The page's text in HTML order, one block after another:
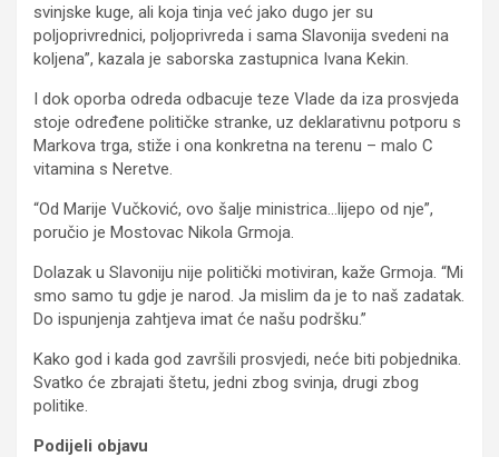
svinjske kuge, ali koja tinja već jako dugo jer su
poljoprivrednici, poljoprivreda i sama Slavonija svedeni na
koljena”, kazala je saborska zastupnica Ivana Kekin.
I dok oporba odreda odbacuje teze Vlade da iza prosvjeda
stoje određene političke stranke, uz deklarativnu potporu s
Markova trga, stiže i ona konkretna na terenu – malo C
vitamina s Neretve.
“Od Marije Vučković, ovo šalje ministrica…lijepo od nje”,
poručio je Mostovac Nikola Grmoja.
Dolazak u Slavoniju nije politički motiviran, kaže Grmoja. “Mi
smo samo tu gdje je narod. Ja mislim da je to naš zadatak.
Do ispunjenja zahtjeva imat će našu podršku.”
Kako god i kada god završili prosvjedi, neće biti pobjednika.
Svatko će zbrajati štetu, jedni zbog svinja, drugi zbog
politike.
Podijeli objavu